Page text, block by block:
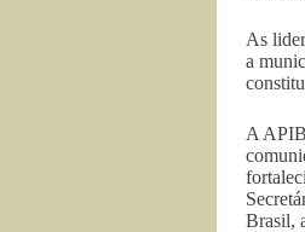
As
a
A
Brasil,